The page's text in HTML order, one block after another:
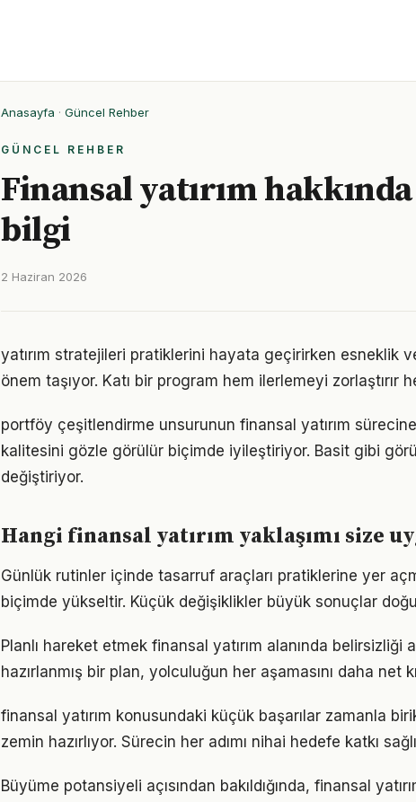
Anasayfa · Güncel Rehber
GÜNCEL REHBER
Finansal yatırım
bilgi
2 Haziran 2026
yatırım stratejileri pratiklerini hayata geçirirken esneklik
önem taşıyor. Katı bir program hem ilerlemeyi zorlaştırır
portföy çeşitlendirme unsurunun finansal yatırım
kalitesini gözle görülür biçimde iyileştiriyor. Basit gibi
değiştiriyor.
Hangi finansal yatırım yaklaşımı size
Günlük rutinler içinde tasarruf araçları pratiklerine yer
biçimde yükseltir. Küçük değişiklikler büyük sonuçlar
Planlı hareket etmek finansal yatırım alanında belirsizliği
hazırlanmış bir plan, yolculuğun her aşamasını daha net
finansal yatırım konusundaki küçük başarılar zamanla
zemin hazırlıyor. Sürecin her adımı nihai hedefe katkı
Büyüme potansiyeli açısından bakıldığında, finansal